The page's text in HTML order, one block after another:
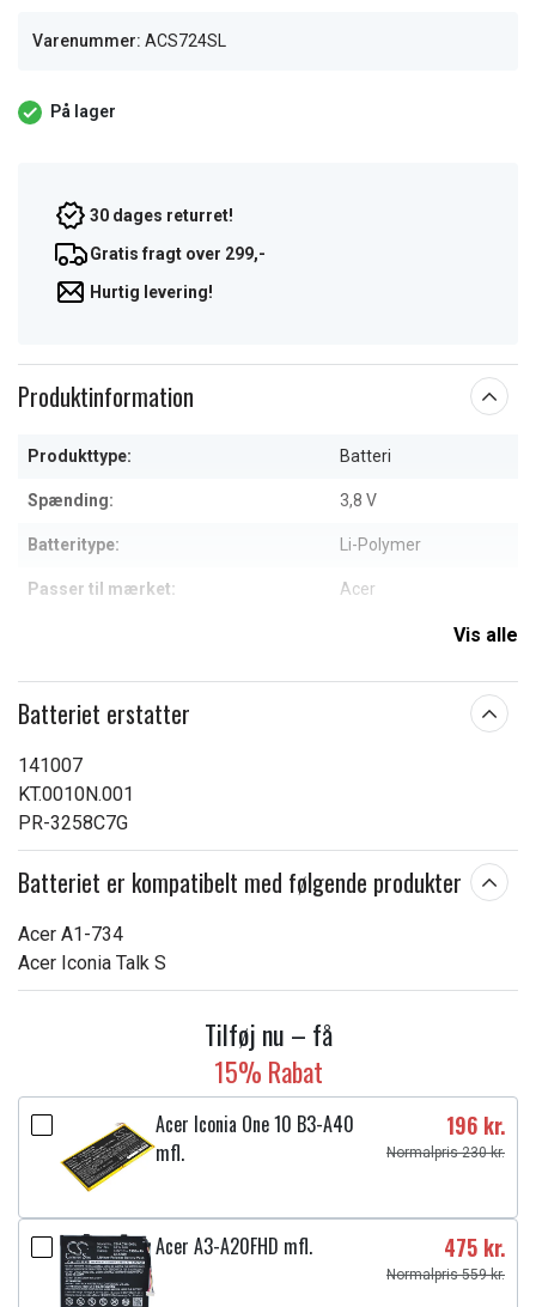
Varenummer: ACS724SL
På lager
30 dages returret!
Gratis fragt over 299,-
Hurtig levering!
Produktinformation
Produkttype: Batteri
Spænding: 3,8 V
Batteritype: Li-Polymer
Passer til mærket: Acer
Vis alle
Batteriet erstatter
141007
KT.0010N.001
PR-3258C7G
Batteriet er kompatibelt med følgende produkter
Acer A1-734
Acer Iconia Talk S
Tilføj nu – få
15% Rabat
Acer Iconia One 10 B3-A40
mfl.
196 kr.
Normalpris 230 kr.
Acer A3-A20FHD mfl. 475 kr.
Normalpris 559 kr.